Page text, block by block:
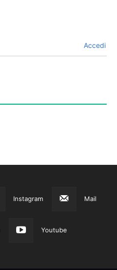
Accedi
Instagram Mail
Youtube